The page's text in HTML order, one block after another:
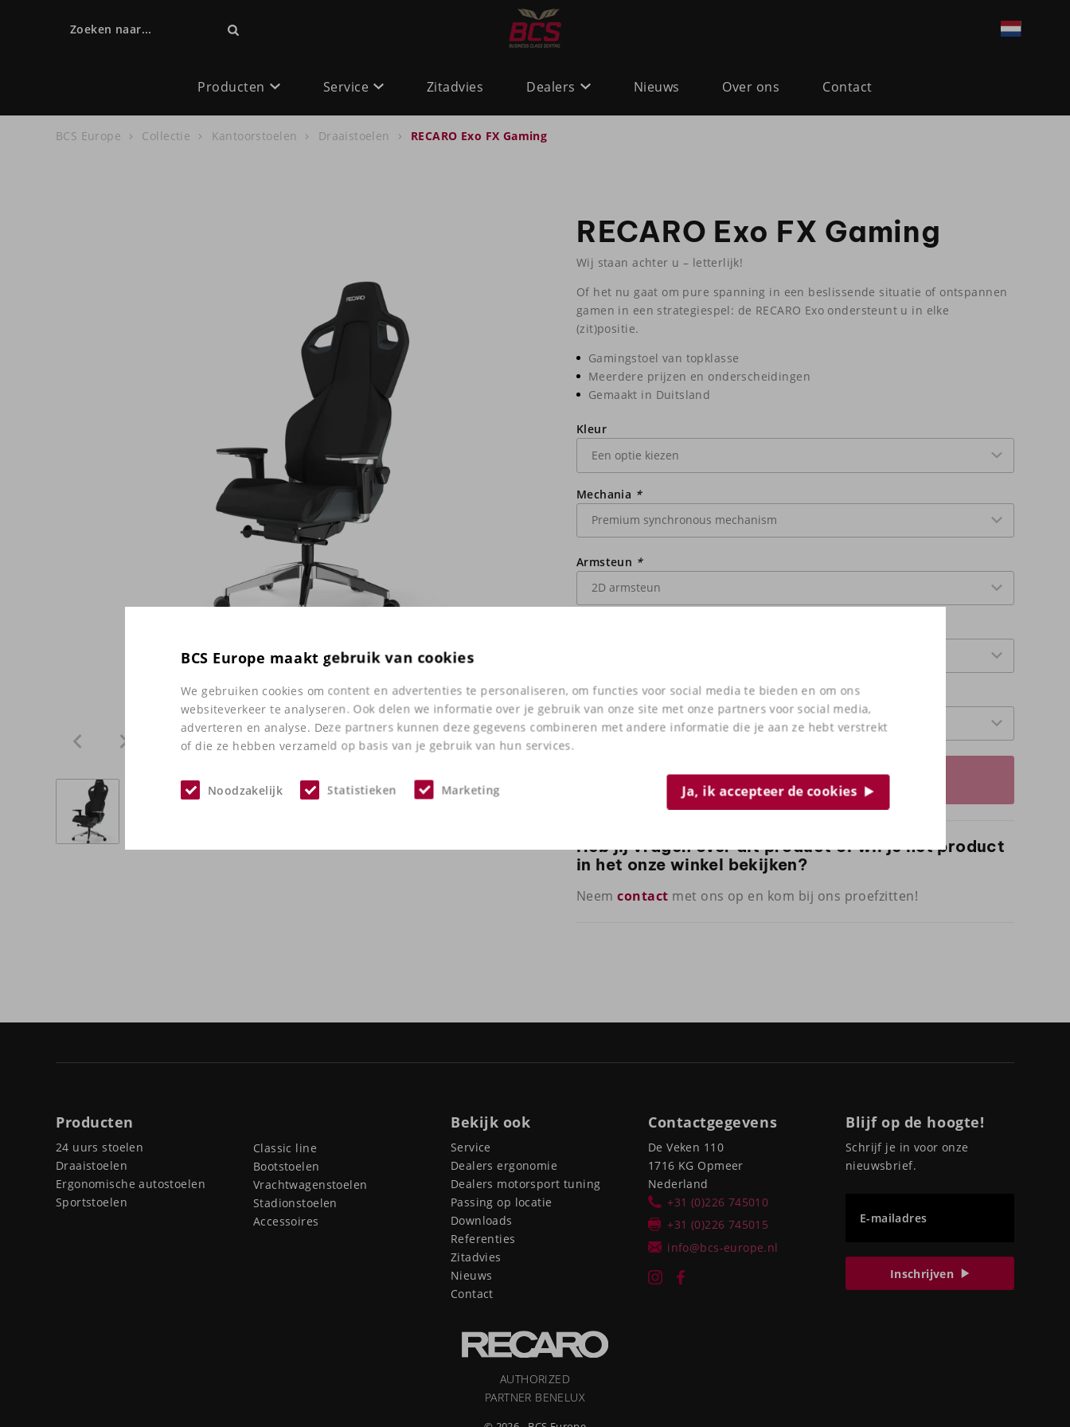
BCS Europe maakt gebruik van cookies
We gebruiken cookies om content en advertenties te personaliseren, om functies voor social media te bieden en om ons
websiteverkeer te analyseren. Ook delen we informatie over je gebruik van onze site met onze partners voor social media,
adverteren en analyse. Deze partners kunnen deze gegevens combineren met andere informatie die je aan ze hebt verstrekt
of die ze hebben verzameld op basis van je gebruik van hun services.
Noodzakelijk Statistieken Marketing Ja, ik accepteer de cookies
Zoeken naar...
Producten Service Zitadvies Dealers Nieuws Over ons Contact
BCS Europe Collectie Kantoorstoelen Draaistoelen RECARO Exo FX Gaming
RECARO Exo FX Gaming
Wij staan achter u – letterlijk!
Of het nu gaat om pure spanning in een beslissende situatie of ontspannen
gamen in een strategiespel: de RECARO Exo ondersteunt u in elke
(zit)positie.
Gamingstoel van topklasse
Meerdere prijzen en onderscheidingen
Gemaakt in Duitsland
Kleur
Mechania *
Armsteun *
Zwenkwielen*
Prijsopgave aanvragen
Heb jij vragen over dit product of wil je het product
in het onze winkel bekijken?
Neemcontact met ons op en kom bij ons proefzitten!
Producten
24 uurs stoelen
Draaistoelen
Ergonomische autostoelen
Sportstoelen
Classic line
Bootstoelen
Vrachtwagenstoelen
Stadionstoelen
Accessoires
Bekijk ook
Service
Dealers ergonomie
Dealers motorsport tuning
Passing op locatie
Downloads
Referenties
Zitadvies
Nieuws
Contact
Contactgegevens
De Veken 110
1716 KG Opmeer
Nederland
+31 (0)226 745010
+31 (0)226 745015
info@bcs-europe.nl
Blijf op de hoogte!
Schrijf je in voor onze
nieuwsbrief.
E-mailadres
Inschrijven
AUTHORIZED
PARTNER BENELUX